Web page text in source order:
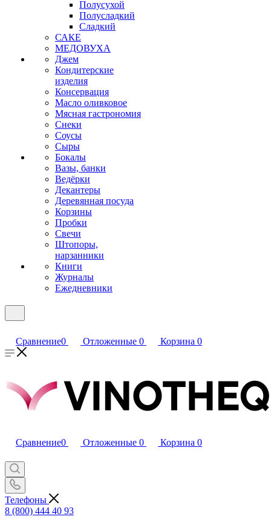
Полусухой
Полусладкий
Сладкий
САКЕ
МЕДОВУХА
Джем
Кондитерские
изделия
Консервация
Масло оливковое
Мясная гастрономия
Снеки
Соусы
Сыры
Бокалы
Вазы, банки
Ведёрки
Декантеры
Деревянная посуда
Корзины
Пробки
Свечи
Штопоры,
нарзанники
Книги
Журналы
Ежедневники
Сравнение0 Отложенные 0 Корзина 0
Сравнение0 Отложенные 0 Корзина 0
Телефоны
8 (800) 444 40 93